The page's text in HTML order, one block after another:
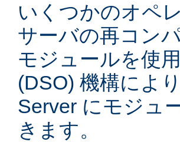
いくつかのオペ
サーバの再コン
モジュールを使
(DSO) 機構によ
Server にモジュ
きます。